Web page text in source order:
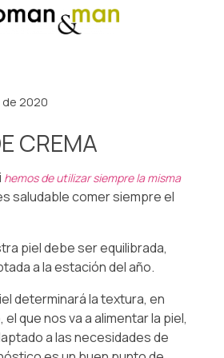
2020
CREMA
hemos de utilizar siempre la misma
saludable comer siempre el
piel debe ser equilibrada,
a la estación del año.
determinará la textura, en
que nos va a alimentar la piel,
a las necesidades de